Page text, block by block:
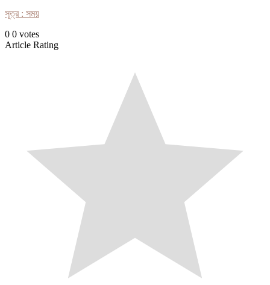
সূত্র : সময়
0 0 votes
Article Rating